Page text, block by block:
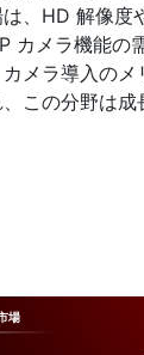
、HD 解像度
カメラ機能の
メラ導入の
この分野は成
場